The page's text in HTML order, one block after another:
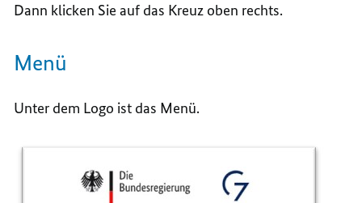
Dann klicken Sie auf das Kreuz oben rechts.
Menü
Unter dem Logo ist das Menü.